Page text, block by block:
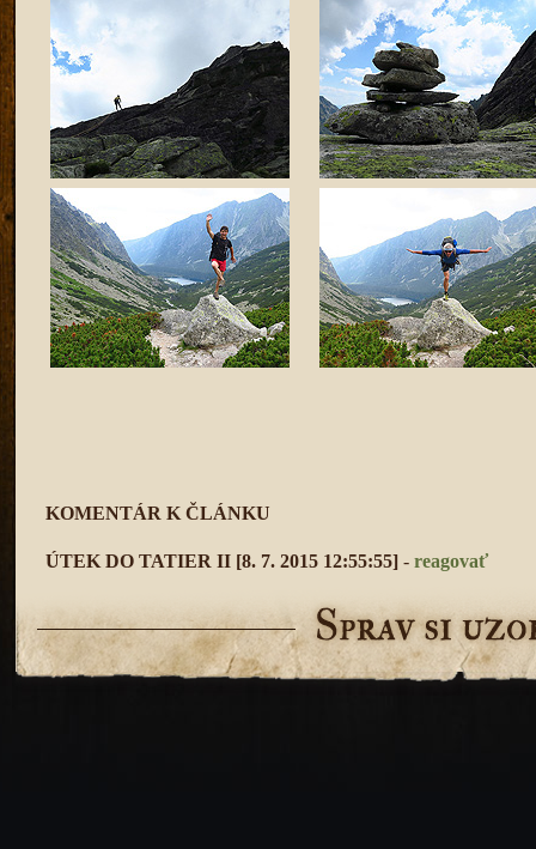
KOMENTÁR K ČLÁNKU
ÚTEK DO TATIER II [8. 7. 2015 12:55:55] - reagovať